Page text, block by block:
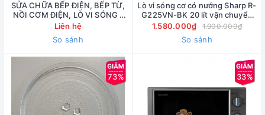
SỬA CHỮA BẾP ĐIỆN, BẾP TỪ,
NỒI CƠM ĐIỆN, LÒ VI SÓNG -
43 đường Bưởi ( Lh:
090.222.3456)
Liên hệ
So sánh
Lò vi sóng cơ có nướng Sharp R-
G225VN-BK 20 lít vận chuyển
miễn phí vận chuyển nội thành
Há Nội )
1.580.000₫ 1.900.000₫
So sánh
73% 33%